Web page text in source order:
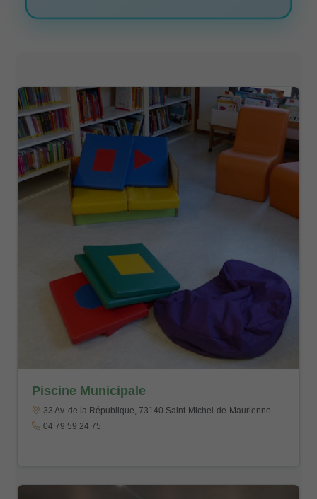
Piscine Municipale
33 Av. de la République, 73140 Saint-Michel-de-Maurienne
04 79 59 24 75